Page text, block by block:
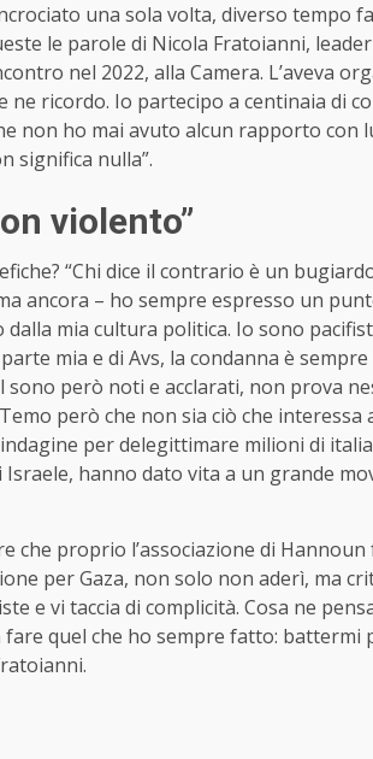
una sola volta, diverso tempo
le parole di Nicola Fratoianni,
nel 2022, alla Camera. L’aveva
ne ricordo. Io partecipo a centinaia di
non ho mai avuto alcun rapporto con
significa nulla”.
violento”
“Chi dice il contrario è un
ancora – ho sempre espresso un
mia cultura politica. Io sono
mia e di Avs, la condanna è
però noti e acclarati, non prova
però che non sia ciò che interessa
per delegittimare milioni di
hanno dato vita a un grande
che proprio l’associazione di Hannoun
per Gaza, non solo non aderì, ma
e vi taccia di complicità. Cosa ne
quel che ho sempre fatto: battermi